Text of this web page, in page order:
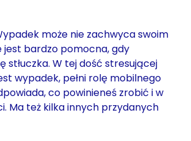
może nie zachwyca swoim
jest bardzo pomocna, gdy
stłuczka. W tej dość stresującej
wypadek, pełni rolę mobilnego
co powinieneś zrobić i w
Ma też kilka innych przydanych